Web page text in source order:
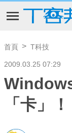
首頁 T科技
2009.03.25 07:29
「卡」！